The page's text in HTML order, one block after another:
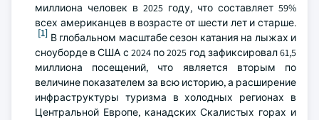
миллиона человек в 2025 году, что составляет 59%
всех американцев в возрасте от шести лет и старше.
[1] В глобальном масштабе сезон катания на лыжах и
сноуборде в США с 2024 по 2025 год зафиксировал 61,5
миллиона посещений, что является вторым по
величине показателем за всю историю, а расширение
инфраструктуры туризма в холодных регионах в
Центральной Европе, канадских Скалистых горах и